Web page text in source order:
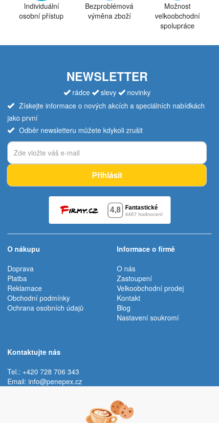
Individuální
osobní přístup
Bezproblémová
výměna zboží
Možnost
velkoobchodní
spolupráce
NEWSLETTER
rádce slevy
novinky
Získejte informace o nových akcích a speciálních nabídkách
jako první
Odběr newsletteru můžete kdykoli zrušit
Přihlásit
O nákupu
Doprava
Platba
Reklamace
Obchodní podmínky
Ochrana osobních údajů
Informace o firmě
O nás
Zastoupení
Velkoobchodní prodej
Kontakt
Blog
Nastavení soukromí
Kontaktujte nás
Tel.: +420 728 706 343
Email: info@penepex.cz
Trávník 2076, 686 03 Staré Město